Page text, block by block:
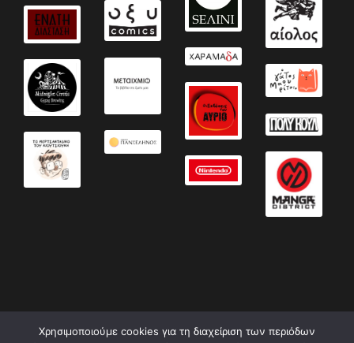
Χρησιμοποιούμε cookies για τη διαχείριση των περιόδων